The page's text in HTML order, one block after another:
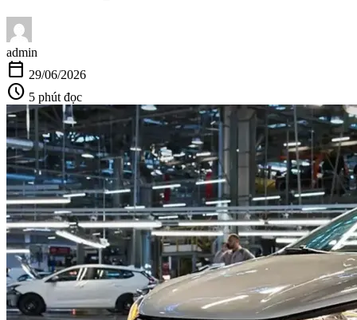
admin
calendar_today 29/06/2026
schedule 5 phút đọc